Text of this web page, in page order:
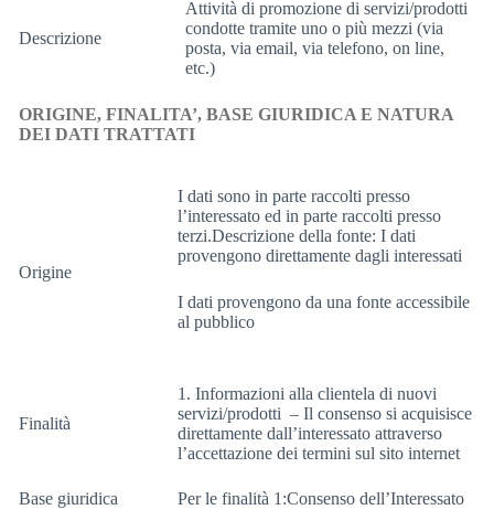
Descrizione
Attività di promozione di servizi/prodotti
condotte tramite uno o più mezzi (via
posta, via email, via telefono, on line,
etc.)
ORIGINE, FINALITA’, BASE GIURIDICA E NATURA
DEI DATI TRATTATI
Origine
I dati sono in parte raccolti presso
l’interessato ed in parte raccolti presso
terzi.Descrizione della fonte: I dati
provengono direttamente dagli interessati
I dati provengono da una fonte accessibile
al pubblico
Finalità
1. Informazioni alla clientela di nuovi
servizi/prodotti – Il consenso si acquisisce
direttamente dall’interessato attraverso
l’accettazione dei termini sul sito internet
Base giuridica Per le finalità 1:Consenso dell’Interessato